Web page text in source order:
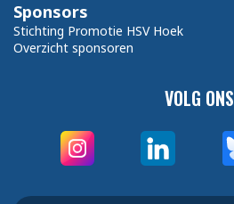
VOLG ONS
Sponsors
Stichting Promotie HSV Hoek
Overzicht sponsoren